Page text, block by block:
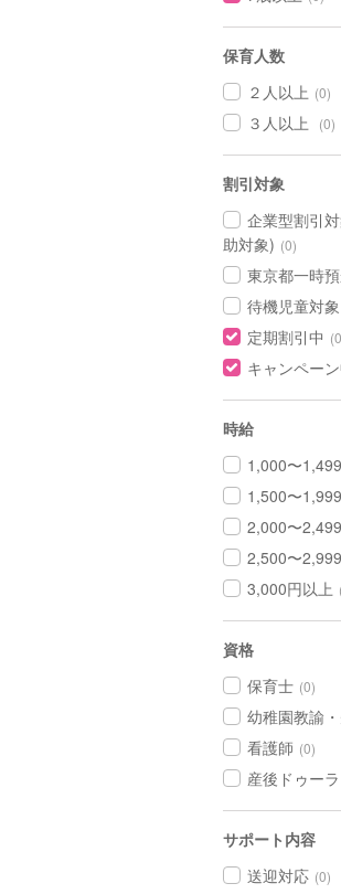
保育人数
２人以上 (0)
３人以上 (0)
割引対象
企業型割引
助対象) (0)
東京都一時
待機児童対象
定期割引中
キャンペー
時給
1,000〜
1,500〜
2,000〜
2,500〜
3,000円以上
資格
保育士 (0)
幼稚園教諭
看護師 (0)
産後ドゥーラ
サポート内容
送迎対応 (0)